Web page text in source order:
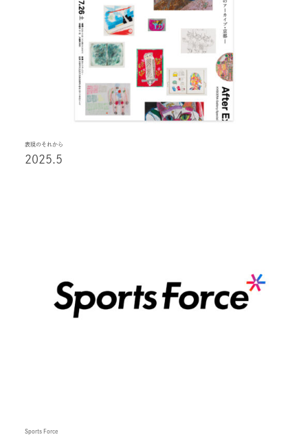
表現のそれから
2025.5
Sports Force